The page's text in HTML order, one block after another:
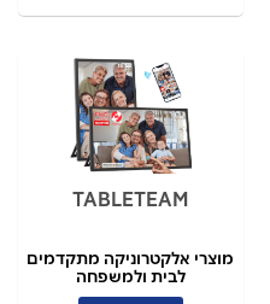
TABLETEAM
מוצרי אלקטרוניקה מתקדמים
לבית ולמשפחה